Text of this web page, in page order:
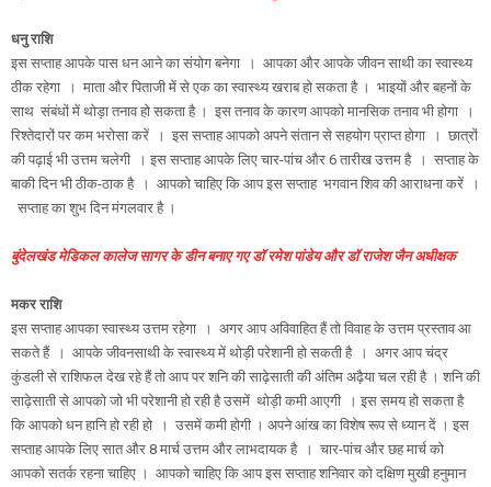
धनु राशि
इस सप्ताह आपके पास धन आने का संयोग बनेगा । आपका और आपके जीवन साथी का स्वास्थ्य
ठीक रहेगा । माता और पिताजी में से एक का स्वास्थ्य खराब हो सकता है । भाइयों और बहनों के
साथ संबंधों में थोड़ा तनाव हो सकता है । इस तनाव के कारण आपको मानसिक तनाव भी होगा ।
रिश्तेदारों पर कम भरोसा करें । इस सप्ताह आपको अपने संतान से सहयोग प्राप्त होगा । छात्रों
की पढ़ाई भी उत्तम चलेगी । इस सप्ताह आपके लिए चार-पांच और 6 तारीख उत्तम है । सप्ताह के
बाकी दिन भी ठीक-ठाक है । आपको चाहिए कि आप इस सप्ताह भगवान शिव की आराधना करें ।
सप्ताह का शुभ दिन मंगलवार है ।
बुंदेलखंड मेडिकल कालेज सागर के डीन बनाए गए डॉ रमेश पांडेय और डॉ राजेश जैन अधीक्षक
मकर राशि
इस सप्ताह आपका स्वास्थ्य उत्तम रहेगा । अगर आप अविवाहित हैं तो विवाह के उत्तम प्रस्ताव आ
सकते हैं । आपके जीवनसाथी के स्वास्थ्य में थोड़ी परेशानी हो सकती है । अगर आप चंद्र
कुंडली से राशिफल देख रहे हैं तो आप पर शनि की साढ़ेसाती की अंतिम अढ़ैया चल रही है । शनि की
साढ़ेसाती से आपको जो भी परेशानी हो रही है उसमें थोड़ी कमी आएगी । इस समय हो सकता है
कि आपको धन हानि हो रही हो । उसमें कमी होगी । अपने आंख का विशेष रूप से ध्यान दें । इस
सप्ताह आपके लिए सात और 8 मार्च उत्तम और लाभदायक है । चार-पांच और छह मार्च को
आपको सतर्क रहना चाहिए । आपको चाहिए कि आप इस सप्ताह शनिवार को दक्षिण मुखी हनुमान